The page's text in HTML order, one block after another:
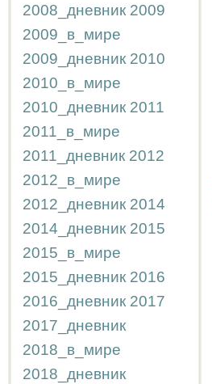
2008_дневник 2009
2009_в_мире
2009_дневник 2010
2010_в_мире
2010_дневник 2011
2011_в_мире
2011_дневник 2012
2012_в_мире
2012_дневник 2014
2014_дневник 2015
2015_в_мире
2015_дневник 2016
2016_дневник 2017
2017_дневник
2018_в_мире
2018_дневник